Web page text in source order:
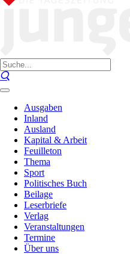
Ausgaben
Inland
Ausland
Kapital & Arbeit
Feuilleton
Thema
Sport
Politisches Buch
Beilage
Leserbriefe
Verlag
Veranstaltungen
Termine
Über uns